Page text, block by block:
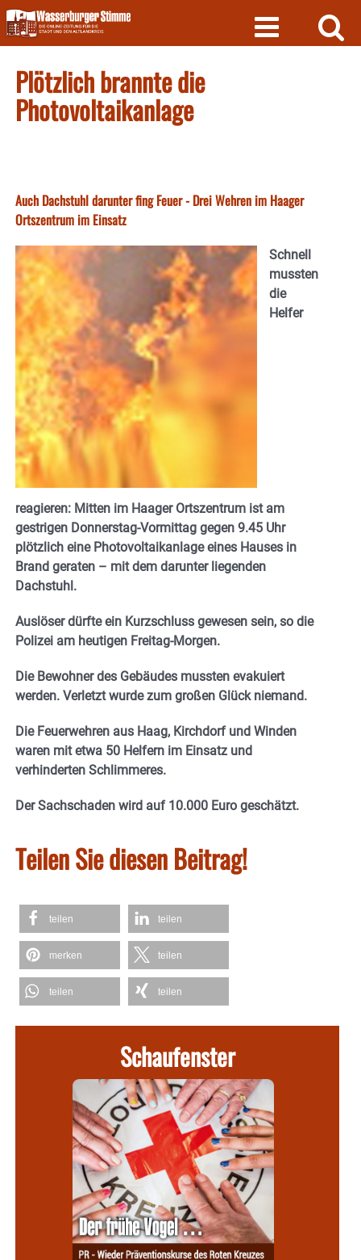
Skip
to
content
Plötzlich brannte die
Photovoltaikanlage
Auch Dachstuhl darunter fing Feuer - Drei Wehren im Haager
Ortszentrum im Einsatz
Schnell
mussten
die
Helfer
reagieren: Mitten im Haager Ortszentrum ist am
gestrigen Donnerstag-Vormittag gegen 9.45 Uhr
plötzlich eine Photovoltaikanlage eines Hauses in
Brand geraten – mit dem darunter liegenden
Dachstuhl.
Auslöser dürfte ein Kurzschluss gewesen sein, so die
Polizei am heutigen Freitag-Morgen.
Die Bewohner des Gebäudes mussten evakuiert
werden. Verletzt wurde zum großen Glück niemand.
Die Feuerwehren aus Haag, Kirchdorf und Winden
waren mit etwa 50 Helfern im Einsatz und
verhinderten Schlimmeres.
Der Sachschaden wird auf 10.000 Euro geschätzt.
Teilen Sie diesen Beitrag!
teilen teilen
merken teilen
teilen teilen
Schaufenster